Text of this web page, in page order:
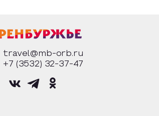
travel@mb-orb.ru
+7 (3532) 32-37-47